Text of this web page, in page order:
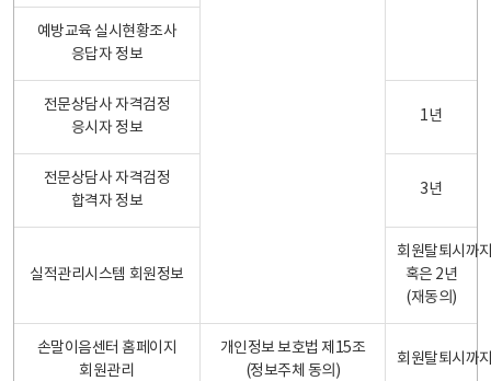
예방교육 실시현황조사
응답자 정보
전문상담사 자격검정
응시자 정보
1년
전문상담사 자격검정
합격자 정보
3년
실적관리시스템 회원정보
회원탈퇴시까
혹은 2년
(재동의)
손말이음센터 홈페이지
회원관리
개인정보 보호법 제15조
(정보주체 동의)
회원탈퇴시까